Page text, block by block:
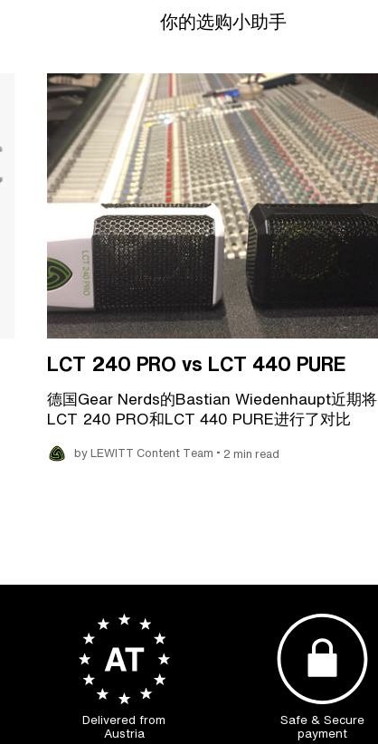
你的选购小助手
LCT 240 PRO vs LCT 440 PURE
德国Gear Nerds的Bastian Wiedenhaupt近期将
LCT 240 PRO和LCT 440 PURE进行了对比
by LEWITT Content Team • 2 min read
Delivered from
Austria
Safe & Secure
payment